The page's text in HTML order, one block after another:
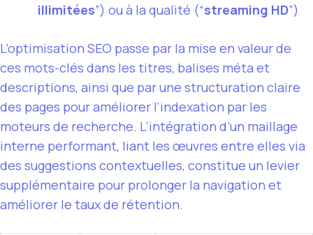
illimitées”) ou à la qualité (“streaming HD”)
L’optimisation SEO passe par la mise en valeur de
ces mots-clés dans les titres, balises méta et
descriptions, ainsi que par une structuration claire
des pages pour améliorer l’indexation par les
moteurs de recherche. L’intégration d’un maillage
interne performant, liant les œuvres entre elles via
des suggestions contextuelles, constitue un levier
supplémentaire pour prolonger la navigation et
améliorer le taux de rétention.